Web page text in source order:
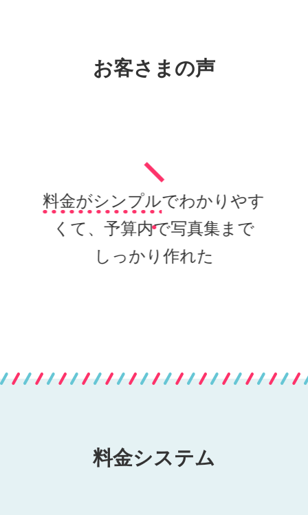
お客さまの声
料金がシンプルでわかりやす
くて、予算内で写真集まで
しっかり作れた
料金システム